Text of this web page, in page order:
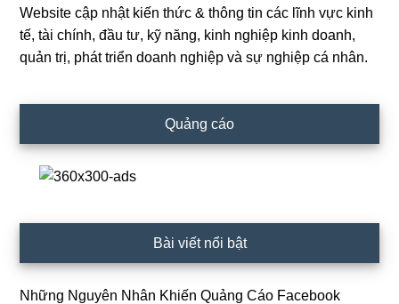
Primary
Sidebar
Website cập nhật kiến thức & thông tin các lĩnh vực kinh
tế, tài chính, đầu tư, kỹ năng, kinh nghiệp kinh doanh,
quản trị, phát triển doanh nghiệp và sự nghiệp cá nhân.
Quảng cáo
Bài viết nổi bật
Những Nguyên Nhân Khiến Quảng Cáo Facebook